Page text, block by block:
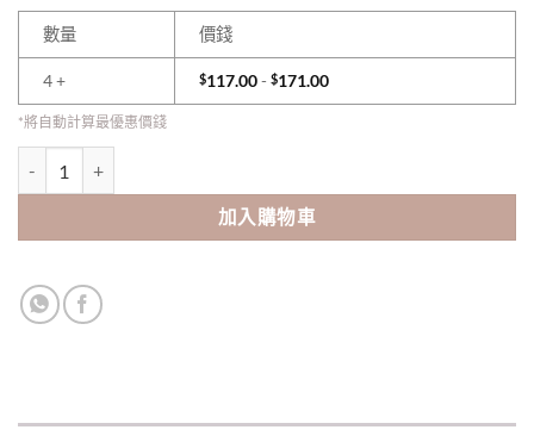
數量 價錢
4 + $117.00- $171.00
*將自動計算最優惠價錢
加入購物車